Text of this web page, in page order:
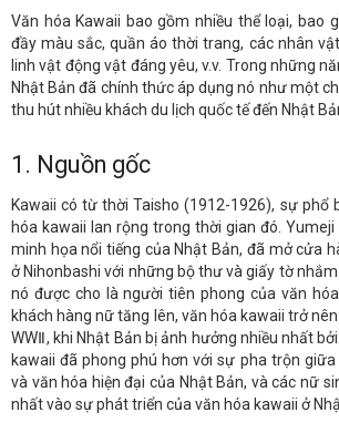
Văn hóa Kawaii bao gồm nhiều thể loại, bao
đầy màu sắc, quần áo thời trang, các nhân
linh vật động vật đáng yêu, v.v. Trong những
Nhật Bản đã chính thức áp dụng nó như một
thu hút nhiều khách du lịch quốc tế đến Nhật
1. Nguồn gốc
Kawaii có từ thời Taisho (1912-1926), sự phổ
hóa kawaii lan rộng trong thời gian đó.
minh họa nổi tiếng của Nhật Bản, đã mở cửa
ở Nihonbashi với những bộ thư và giấy tờ
nó được cho là người tiên phong của văn
khách hàng nữ tăng lên, văn hóa kawaii trở
WWⅡ, khi Nhật Bản bị ảnh hưởng nhiều nhất
kawaii đã phong phú hơn với sự pha trộn
và văn hóa hiện đại của Nhật Bản, và các nữ
nhất vào sự phát triển của văn hóa kawaii ở